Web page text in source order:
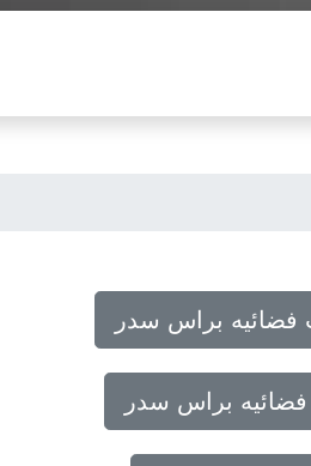
فضائيه براس سدر
براس سدر